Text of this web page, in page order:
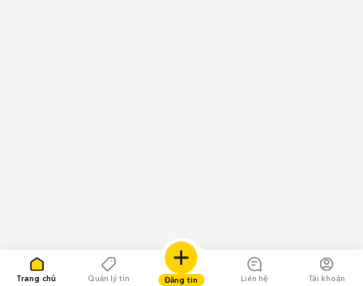
Trang chủ Quản lý tin Đăng tin Liên hệ Tài khoản